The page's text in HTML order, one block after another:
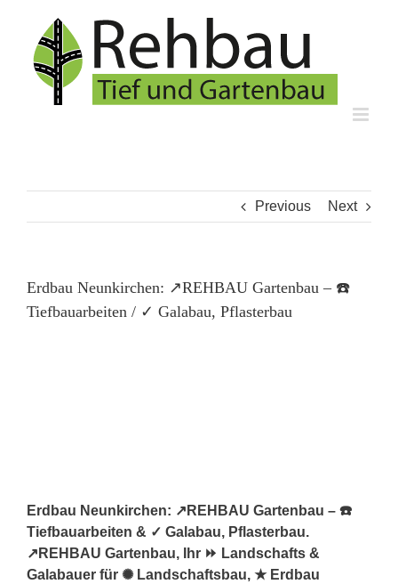
content
Previous Next
Erdbau Neunkirchen: ↗️REHBAU Gartenbau – ☎️
Tiefbauarbeiten / ✓ Galabau, Pflasterbau
Erdbau Neunkirchen: ↗️REHBAU Gartenbau – ☎️
Tiefbauarbeiten & ✓ Galabau, Pflasterbau.
↗️REHBAU Gartenbau, Ihr ⏩ Landschafts &
Galabauer für ✺ Landschaftsbau, ★ Erdbau